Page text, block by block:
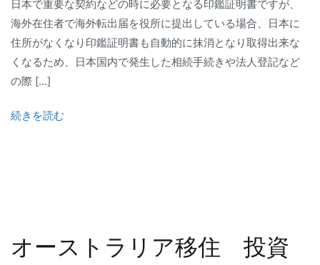
日本で重要な契約などの時に必要となる印鑑証明書ですが、
海外在住者で海外転出届を役所に提出している場合、日本に
住所がなくなり印鑑証明書も自動的に抹消となり取得出来な
くなるため、日本国内で発生した相続手続きや法人登記など
の際 […]
続きを読む
オーストラリア移住 投資